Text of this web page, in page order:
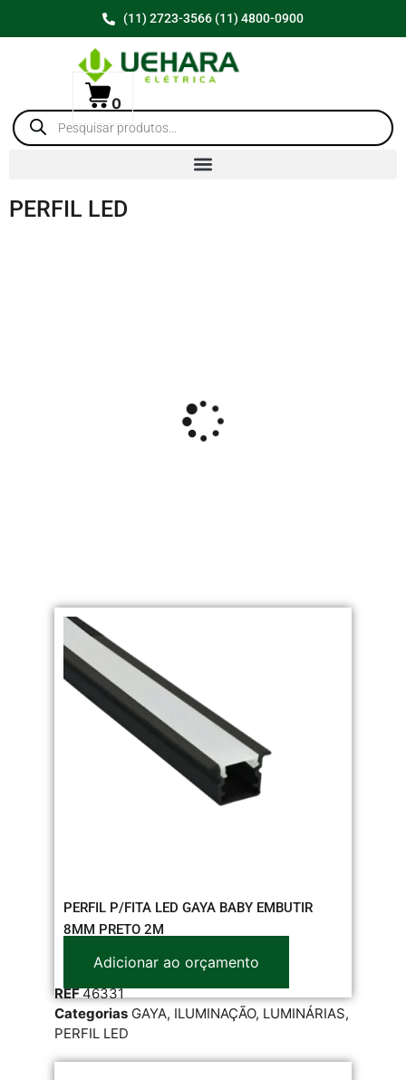
(11) 2723-3566 (11) 4800-0900
0
PERFIL LED
PERFIL P/FITA LED GAYA BABY EMBUTIR
8MM PRETO 2M
Adicionar ao orçamento
REF46331
Categorias GAYA, ILUMINAÇÃO, LUMINÁRIAS,
PERFIL LED